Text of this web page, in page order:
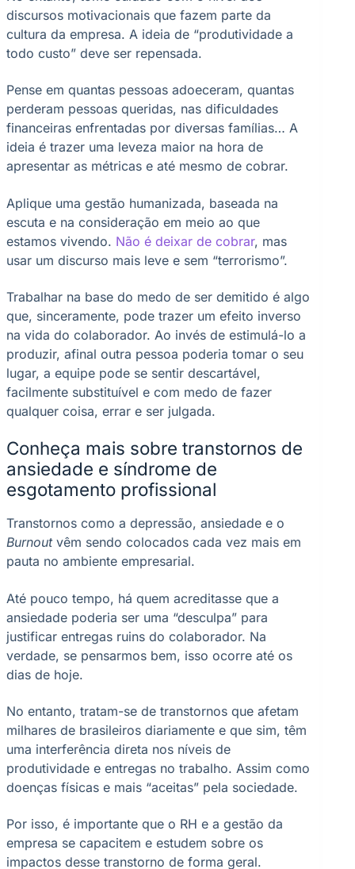
discursos motivacionais que fazem parte da
cultura da empresa. A ideia de “produtividade a
todo custo” deve ser repensada.
Pense em quantas pessoas adoeceram, quantas
perderam pessoas queridas, nas dificuldades
financeiras enfrentadas por diversas famílias… A
ideia é trazer uma leveza maior na hora de
apresentar as métricas e até mesmo de cobrar.
Aplique uma gestão humanizada, baseada na
escuta e na consideração em meio ao que
estamos vivendo. Não é deixar de cobrar, mas
usar um discurso mais leve e sem “terrorismo”.
Trabalhar na base do medo de ser demitido é algo
que, sinceramente, pode trazer um efeito inverso
na vida do colaborador. Ao invés de estimulá-lo a
produzir, afinal outra pessoa poderia tomar o seu
lugar, a equipe pode se sentir descartável,
facilmente substituível e com medo de fazer
qualquer coisa, errar e ser julgada.
Conheça mais sobre transtornos de
ansiedade e síndrome de
esgotamento profissional
Transtornos como a depressão, ansiedade e o
Burnoutvêm sendo colocados cada vez mais em
pauta no ambiente empresarial.
Até pouco tempo, há quem acreditasse que a
ansiedade poderia ser uma “desculpa” para
justificar entregas ruins do colaborador. Na
verdade, se pensarmos bem, isso ocorre até os
dias de hoje.
No entanto, tratam-se de transtornos que afetam
milhares de brasileiros diariamente e que sim, têm
uma interferência direta nos níveis de
produtividade e entregas no trabalho. Assim como
doenças físicas e mais “aceitas” pela sociedade.
Por isso, é importante que o RH e a gestão da
empresa se capacitem e estudem sobre os
impactos desse transtorno de forma geral.